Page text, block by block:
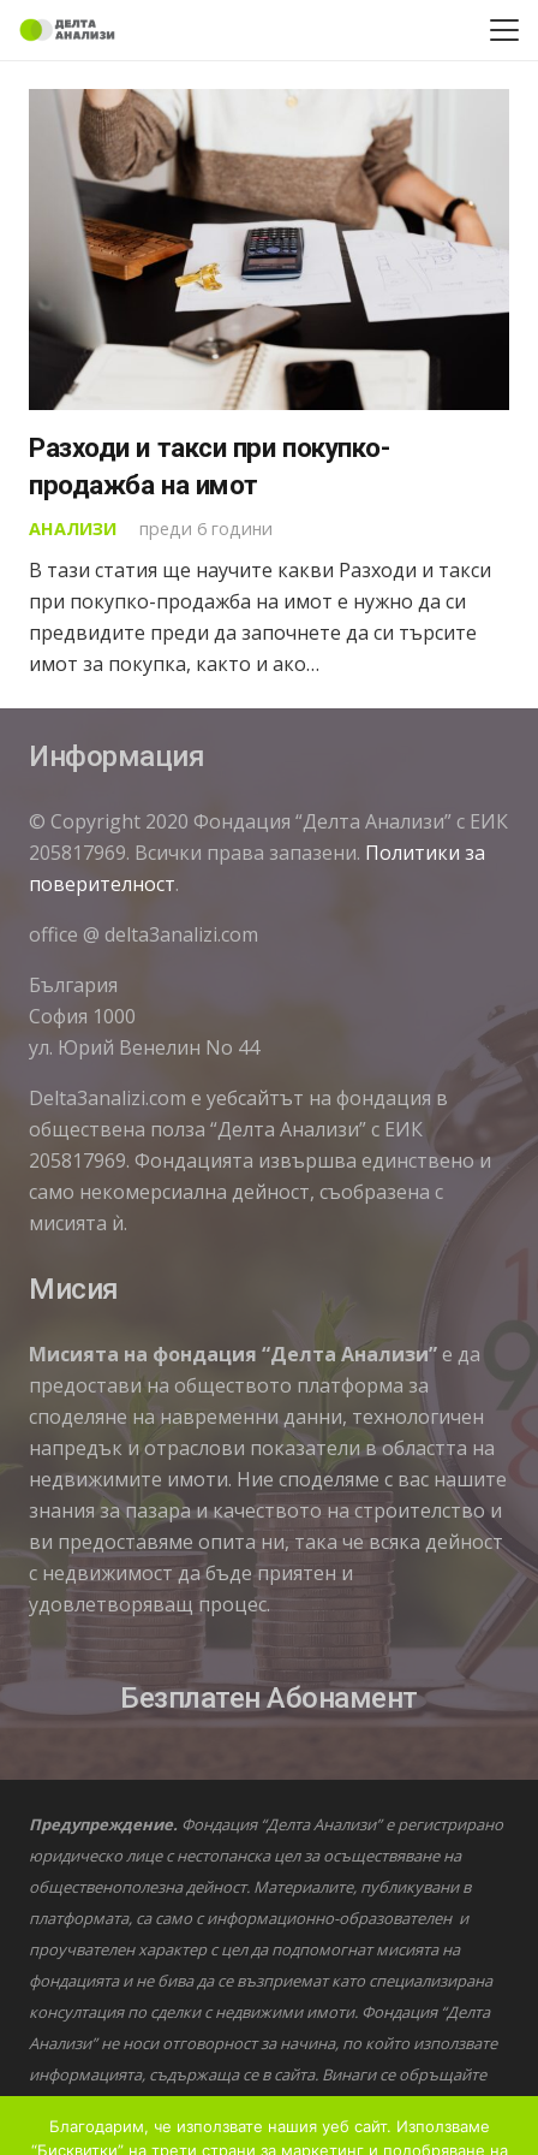
Разходи и такси при покупко-
продажба на имот
АНАЛИЗИ преди 6 години
В тази статия ще научите какви Разходи и такси
при покупко-продажба на имот е нужно да си
предвидите преди да започнете да си търсите
имот за покупка, както и ако…
Информация
© Copyright 2020 Фондация “Делта Анализи” с ЕИК
205817969. Всички права запазени. Политики за
поверителност.
office @ delta3analizi.com
България
София 1000
ул. Юрий Венелин No 44
Delta3analizi.com e уебсайтът на фондация в
обществена полза “Делта Анализи” с ЕИК
205817969. Фондацията извършва единствено и
само некомерсиална дейност, съобразена с
мисията ѝ.
Мисия
Мисията на фондация “Делта Анализи”е да
предостави на обществото платформа за
споделяне на навременни данни, технологичен
напредък и отраслови показатели в областта на
недвижимите имоти. Ние споделяме с вас нашите
знания за пазара и качеството на строителство и
ви предоставяме опита ни, така че всяка дейност
с недвижимост да бъде приятен и
удовлетворяващ процес.
Безплатен Абонамент
Предупреждение. Фондация “Делта Анализи” е регистрирано
юридическо лице с нестопанска цел за осъществяване на
общественополезна дейност. Материалите, публикувани в
платформата, са само с информационно-образователен и
проучвателен характер с цел да подпомогнат мисията на
фондацията и не бива да се възприемат като специализирана
консултация по сделки с недвижими имоти. Фондация “Делта
Анализи” не носи отговорност за начина, по който използвате
информацията, съдържаща се в сайта. Винаги се обръщайте
правен и друг характер според вашите специфични
Благодарим, че използвате нашия уеб сайт. Използваме
“Бисквитки” на трети страни за маркетинг и подобряване на